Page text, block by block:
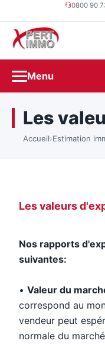
0800 90
Menu
Les
Accueil›Estimation
Les valeurs
Nos rapports
suivantes:
• Valeur du
correspond au
vendeur peut
normale du